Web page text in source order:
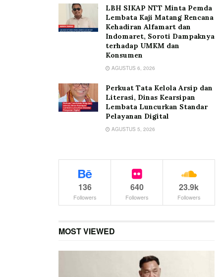
LBH SIKAP NTT Minta Pemda
Lembata Kaji Matang Rencana
Kehadiran Alfamart dan
Indomaret, Soroti Dampaknya
terhadap UMKM dan
Konsumen
AGUSTUS 6, 2026
Perkuat Tata Kelola Arsip dan
Literasi, Dinas Kearsipan
Lembata Luncurkan Standar
Pelayanan Digital
AGUSTUS 5, 2026
136
Followers
640
Followers
23.9k
Followers
MOST VIEWED